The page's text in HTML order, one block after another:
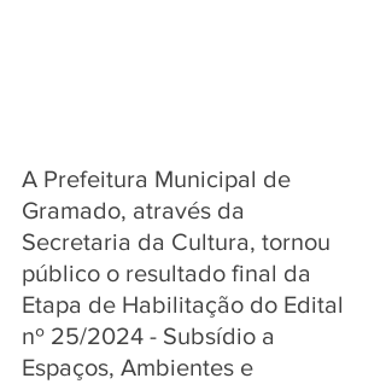
A Prefeitura Municipal de
Gramado, através da
Secretaria da Cultura, tornou
público o resultado final da
Etapa de Habilitação do Edital
nº 25/2024 - Subsídio a
Espaços, Ambientes e